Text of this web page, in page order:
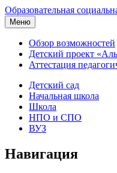
Образовательная
Меню
Обзор возможностей
Детский проект
Аттестация
Детский сад
Начальная школа
Школа
НПО и СПО
ВУЗ
Навигация